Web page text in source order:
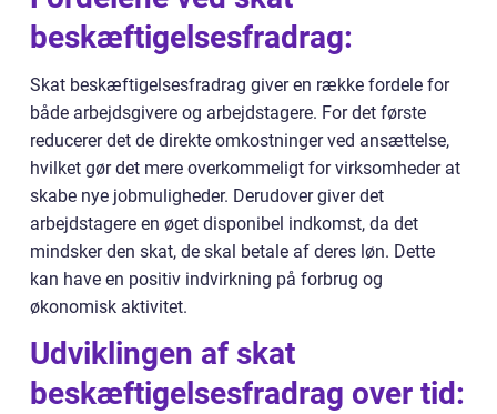
beskæftigelsesfradrag:
Skat beskæftigelsesfradrag giver en række fordele for
både arbejdsgivere og arbejdstagere. For det første
reducerer det de direkte omkostninger ved ansættelse,
hvilket gør det mere overkommeligt for virksomheder at
skabe nye jobmuligheder. Derudover giver det
arbejdstagere en øget disponibel indkomst, da det
mindsker den skat, de skal betale af deres løn. Dette
kan have en positiv indvirkning på forbrug og
økonomisk aktivitet.
Udviklingen af skat
beskæftigelsesfradrag over tid: